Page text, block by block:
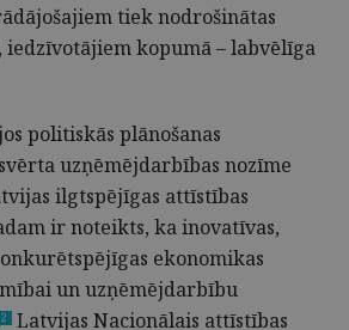
tiek nodrošinātas
iedzīvotājiem kopumā – labvēlīga
politiskās plānošanas
uzņēmējdarbības nozīme
ilgtspējīgas attīstības
ir noteikts, ka inovatīvas,
ekonomikas
un uzņēmējdarbību
2
Latvijas Nacionālais attīstības